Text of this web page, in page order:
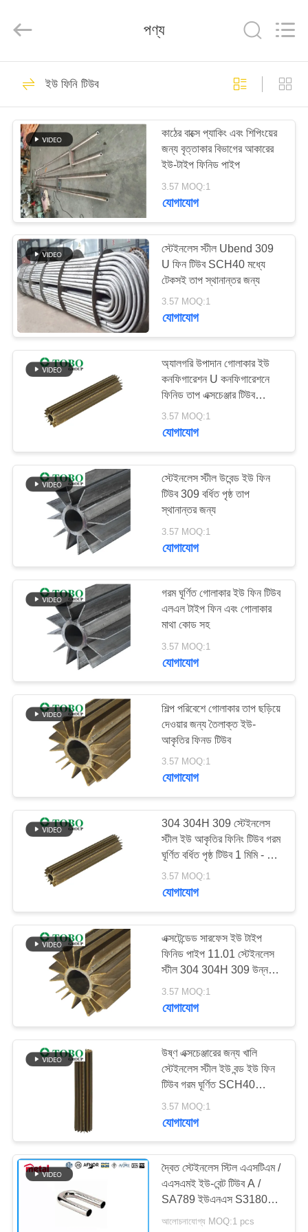
পণ্য
আমাদের
সম্পর্কে
কারখানা
ভ্রমণ
মান
যোগাযোগ
মামলা
PRIVACY
POLICY
GROUP
CHINA.
নিকেল খাদ পাইপ
923
সুপার দ্বৈত স্টেইনলেস স্টীল
পাইপ
590
Austenitic স্টেইনলেস
স্টীল পাইপ
178
লেপা ইস্পাত পাইপ
বিজোড় ইস্পাত নল
নিম্ন তাপমাত্রা ইস্পাত
পাইপ
86
টাইটানিয়াম খাদ পাইপ
158
অ্যালুমিনিয়াম খাদ পাইপ
পণ্য
ইউ ফিনি টিউব
কাঠের বাক্সে প্যাকিং এবং শিপিংয়ের
জন্য বৃত্তাকার বিভাগের আকারের
ইউ-টাইপ ফিনিড পাইপ
3.57 MOQ:1
যোগাযোগ
স্টেইনলেস স্টীল Ubend 309
U ফিন টিউব SCH40 মধ্যে
টেকসই তাপ স্থানান্তর জন্য
3.57 MOQ:1
যোগাযোগ
অ্যালগরি উপাদান গোলাকার ইউ
কনফিগারেশন U কনফিগারেশনে
ফিনিড তাপ এক্সচেঞ্জার টিউব
পারফরম্যান্সের জন্য আকৃতি
3.57 MOQ:1
যোগাযোগ
স্টেইনলেস স্টীল উবেন্ড ইউ ফিন
টিউব 309 বর্ধিত পৃষ্ঠ তাপ
স্থানান্তর জন্য
3.57 MOQ:1
যোগাযোগ
গরম ঘূর্ণিত গোলাকার ইউ ফিন টিউব
এলএল টাইপ ফিন এবং গোলাকার
মাথা কোড সহ
3.57 MOQ:1
যোগাযোগ
শিল্প পরিবেশে গোলাকার তাপ ছড়িয়ে
দেওয়ার জন্য তৈলাক্ত ইউ-
আকৃতির ফিনড টিউব
3.57 MOQ:1
যোগাযোগ
304 304H 309 স্টেইনলেস
স্টীল ইউ আকৃতির ফিনিং টিউব গরম
ঘূর্ণিত বর্ধিত পৃষ্ঠ টিউব 1 মিমি - 5
মিমি
3.57 MOQ:1
যোগাযোগ
এক্সটেন্ডেড সারফেস ইউ টাইপ
ফিনিড পাইপ 11.01 স্টেইনলেস
স্টীল 304 304H 309 উন্নত
তাপ স্থানান্তর জন্য
3.57 MOQ:1
যোগাযোগ
উষ্ণ এক্সচেঞ্জারের জন্য খালি
স্টেইনলেস স্টীল ইউ বন্ড ইউ ফিন
টিউব গরম ঘূর্ণিত SCH40
গোলাকার টিউব
3.57 MOQ:1
যোগাযোগ
দ্বৈত স্টেইনলেস স্টিল এএসটিএম /
এএসএমই ইউ-বেন্ট টিউব A /
SA789 ইউএনএস S31803
U-Bent Tubes
আলোচনাযোগ্য MOQ:1 pcs